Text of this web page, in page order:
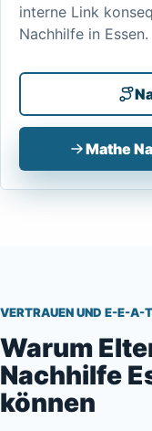
interne Link
Nachhilfe in Essen.
Mathe
VERTRAUEN UND E-E-A-T
Warum
Nachhilfe
können